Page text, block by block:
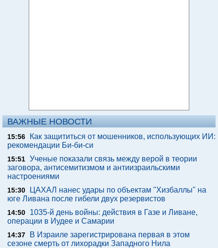
ВАЖНЫЕ НОВОСТИ
15:56
Как защититься от мошенников, использующих ИИ:
рекомендации Би-би-си
15:51 Ученые показали связь между верой в теории
заговора, антисемитизмом и антиизраильскими
настроениями
15:30
ЦАХАЛ нанес удары по объектам "Хизбаллы" на
юге Ливана после гибели двух резервистов
14:50
1035-й день войны: действия в Газе и Ливане,
операции в Иудее и Самарии
14:37
В Израиле зарегистрирована первая в этом
сезоне смерть от лихорадки Западного Нила